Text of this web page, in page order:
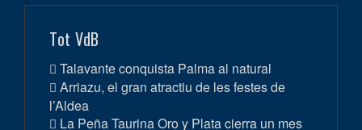
Tot VdB
Talavante conquista Palma al natural
Arriazu, el gran atractiu de les festes de
l’Aldea
La Peña Taurina Oro y Plata cierra un mes